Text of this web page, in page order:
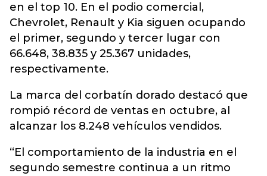
en el top 10. En el podio comercial,
Chevrolet, Renault y Kia siguen ocupando
el primer, segundo y tercer lugar con
66.648, 38.835 y 25.367 unidades,
respectivamente.
La marca del corbatín dorado destacó que
rompió récord de ventas en octubre, al
alcanzar los 8.248 vehículos vendidos.
“El comportamiento de la industria en el
segundo semestre continua a un ritmo